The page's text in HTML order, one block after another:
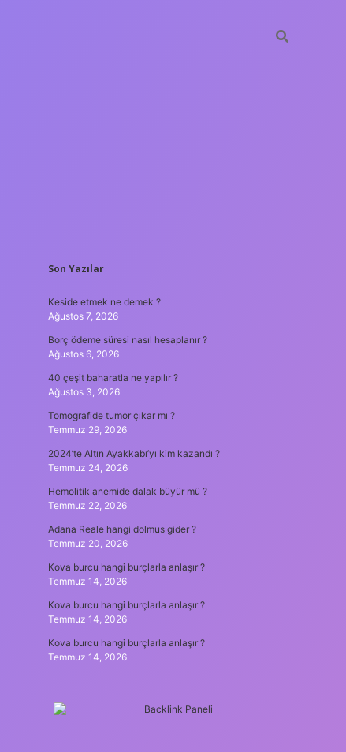
SIDEBAR
Son Yazılar
Keside etmek ne demek ?
Ağustos 7, 2026
Borç ödeme süresi nasıl hesaplanır ?
Ağustos 6, 2026
40 çeşit baharatla ne yapılır ?
Ağustos 3, 2026
Tomografide tumor çıkar mı ?
Temmuz 29, 2026
2024’te Altın Ayakkabı’yı kim kazandı ?
Temmuz 24, 2026
Hemolitik anemide dalak büyür mü ?
Temmuz 22, 2026
Adana Reale hangi dolmus gider ?
Temmuz 20, 2026
Kova burcu hangi burçlarla anlaşır ?
Temmuz 14, 2026
Kova burcu hangi burçlarla anlaşır ?
Temmuz 14, 2026
Kova burcu hangi burçlarla anlaşır ?
Temmuz 14, 2026